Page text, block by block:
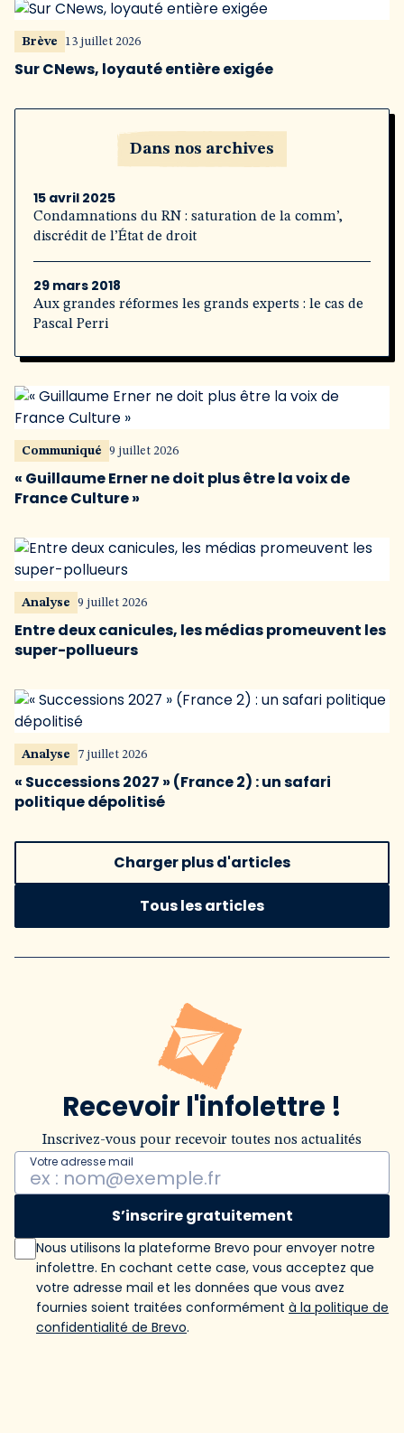
Brève 13 juillet 2026
Sur CNews, loyauté entière exigée
Dans nos archives
15 avril 2025
Condamnations du RN : saturation de la comm’,
discrédit de l’État de droit
29 mars 2018
Aux grandes réformes les grands experts : le cas de
Pascal Perri
Communiqué 9 juillet 2026
« Guillaume Erner ne doit plus être la voix de
France Culture »
Analyse 9 juillet 2026
Entre deux canicules, les médias promeuvent les
super-pollueurs
Analyse 7 juillet 2026
« Successions 2027 » (France 2) : un safari
politique dépolitisé
Charger plus d'articles
Tous les articles
Recevoir l'infolettre !
Inscrivez-vous pour recevoir toutes nos actualités
Votre adresse mail
S’inscrire gratuitement
Nous utilisons la plateforme Brevo pour envoyer notre
infolettre. En cochant cette case, vous acceptez que
votre adresse mail et les données que vous avez
fournies soient traitées conformément à la politique de
confidentialité de Brevo.